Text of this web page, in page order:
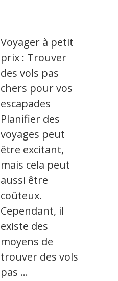
Voyager à petit
prix : Trouver
des vols pas
chers pour vos
escapades
Planifier des
voyages peut
être excitant,
mais cela peut
aussi être
coûteux.
Cependant, il
existe des
moyens de
trouver des vols
pas …